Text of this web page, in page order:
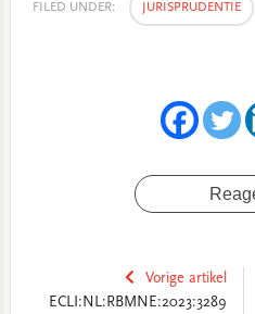
FILED UNDER: JURISPRUDENTIE
Vorige artikel
ECLI:NL:RBMNE:2023:3289